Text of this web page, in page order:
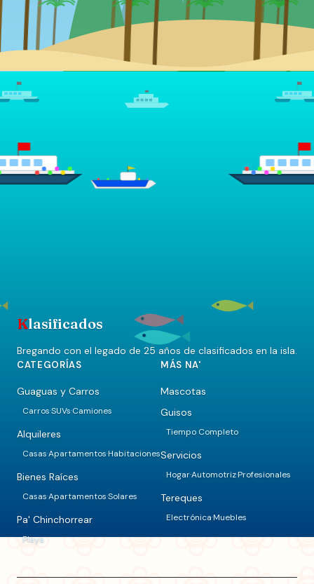
Klasificados
Bregando con el legado de 25 años de clasificados en la isla.
CATEGORÍAS
Guaguas y Carros
Carros·SUVs·Camiones
Alquileres
Casas·Apartamentos·Habitaciones
Bienes Raíces
Casas·Apartamentos·Solares
Pa' Chinchorrear
Playa
MÁS NA'
Mascotas
Guisos
Tiempo Completo
Servicios
Hogar·Automotriz·Profesionales
Tereques
Electrónica·Muebles